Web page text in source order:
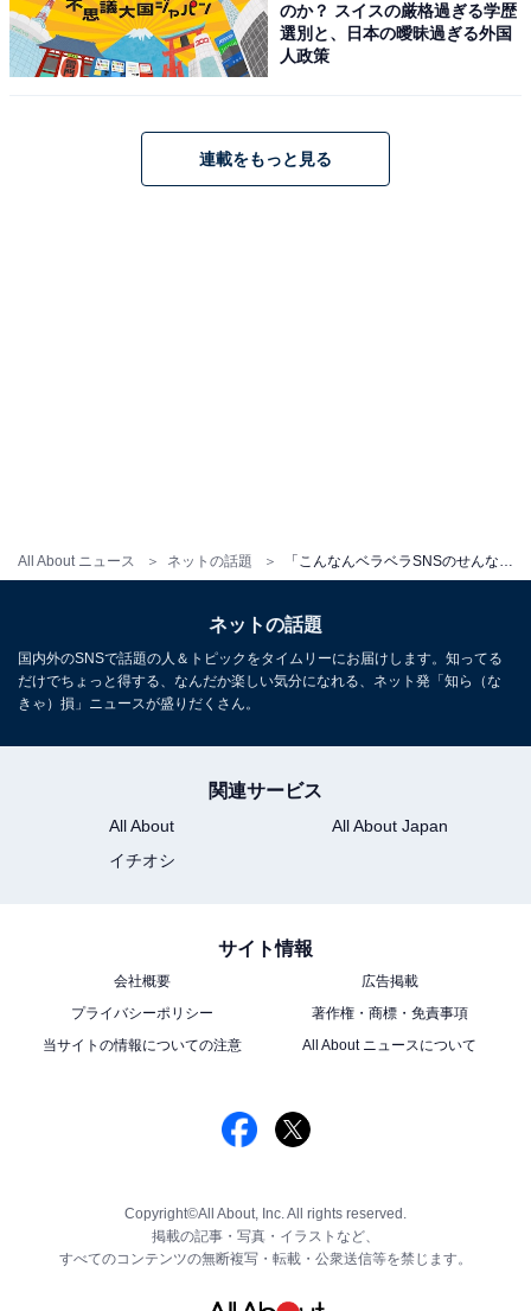
All About ニュース ネットの話題
のか？ スイスの厳格過ぎる学歴
選別と、日本の曖昧過ぎる外国
人政策
連載をもっと見る
ネットの話題
国内外のSNSで話題の人＆トピックをタイムリーにお届けします。知ってる
だけでちょっと得する、なんだか楽しい気分になれる、ネット発「知ら（な
きゃ）損」ニュースが盛りだくさん。
関連サービス
All About
All About Japan
イチオシ
サイト情報
会社概要
広告掲載
プライバシーポリシー
著作権・商標・免責事項
当サイトの情報についての注意
All About ニュースについて
Copyright©All About, Inc. All rights reserved.
掲載の記事・写真・イラストなど、
すべてのコンテンツの無断複写・転載・公衆送信等を禁じます。